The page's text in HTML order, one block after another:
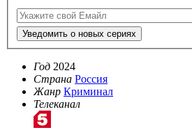
Уведомить о новых сериях
Год 2024
Страна Россия
Жанр Криминал
Телеканал